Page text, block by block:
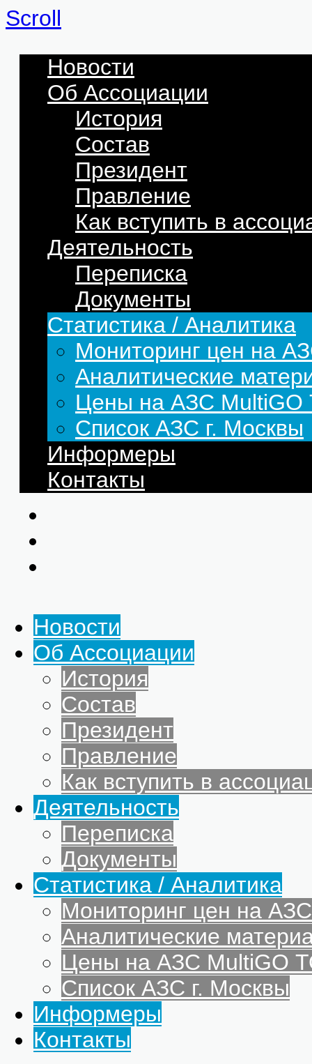
Scroll
Новости
Об Ассоциации
История
Состав
Президент
Правление
Как вступить в
Деятельность
Переписка
Документы
Статистика / Аналитика
Мониторинг цен на
Аналитические
Цены на АЗС
Список АЗС г. Москвы
Информеры
Контакты
Новости
Об Ассоциации
История
Состав
Президент
Правление
Как вступить в
Деятельность
Переписка
Документы
Статистика / Аналитика
Мониторинг цен на
Аналитические
Цены на АЗС MultiGO
Список АЗС г. Москвы
Информеры
Контакты